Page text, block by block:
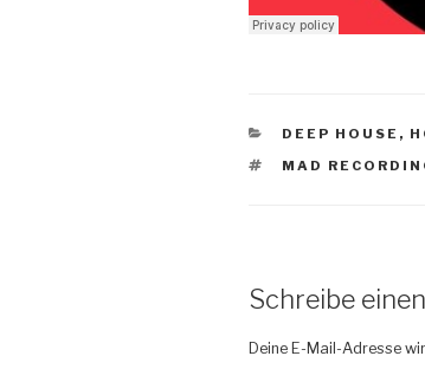
KATEGORIEN
DEEP HOUSE ,
MAD
Schreibe
Deine E-Mail-Adresse